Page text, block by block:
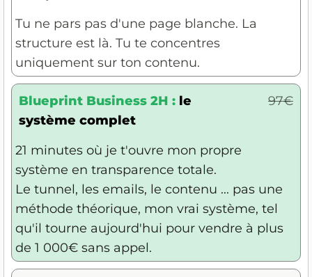
Tu ne pars pas d'une page blanche. La
structure est là. Tu te concentres
uniquement sur ton contenu.
Blueprint Business 2H : le
système complet
97€
21 minutes où je t'ouvre mon propre
système en transparence totale.
Le tunnel, les emails, le contenu ... pas une
méthode théorique, mon vrai système, tel
qu'il tourne aujourd'hui pour vendre à plus
de 1 000€ sans appel.